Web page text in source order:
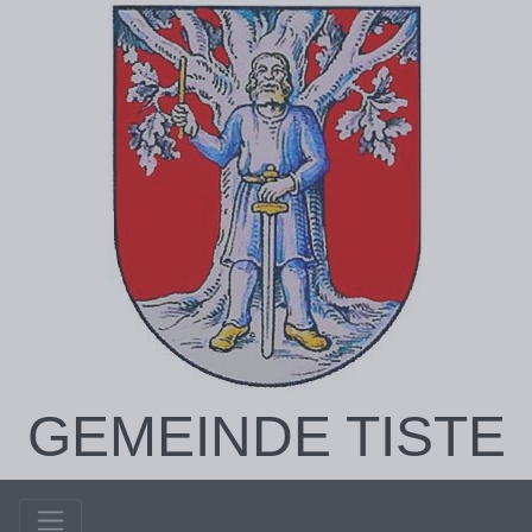
GEMEINDE TISTE